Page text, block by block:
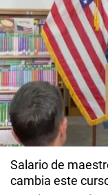
Salario de
cambia este